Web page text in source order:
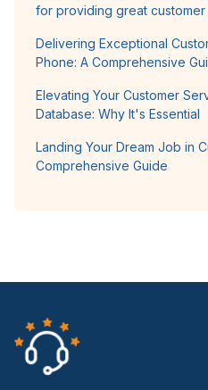
for providing great
Delivering Exceptional
Phone: A Comprehensive
Elevating Your Customer
Database: Why It's Essential
Landing Your Dream Job in
Comprehensive Guide